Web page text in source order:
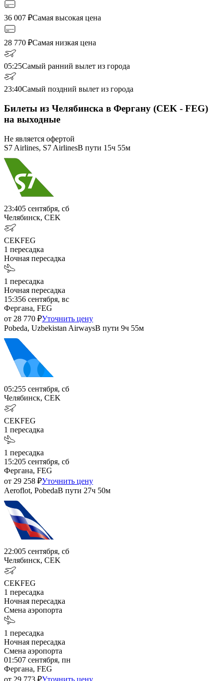
36 007 ₽Самая высокая цена
28 770 ₽Самая низкая цена
05:25Самый ранний вылет из города
23:40Самый поздний вылет из города
Билеты из Челябинска в Фергану (CEK - FEG)
на выходные
Не является офертой
S7 Airlines, S7 AirlinesВ пути 15ч 55м
23:405 сентября, сб
Челябинск, CEK
CEKFEG
1 пересадка
Ночная пересадка
1 пересадка
Ночная пересадка
15:356 сентября, вс
Фергана, FEG
от 28 770 ₽Уточнить цену
Pobeda, Uzbekistan AirwaysВ пути 9ч 55м
05:255 сентября, сб
Челябинск, CEK
CEKFEG
1 пересадка
1 пересадка
15:205 сентября, сб
Фергана, FEG
от 29 258 ₽Уточнить цену
Aeroflot, PobedaВ пути 27ч 50м
22:005 сентября, сб
Челябинск, CEK
CEKFEG
1 пересадка
Ночная пересадка
Смена аэропорта
1 пересадка
Ночная пересадка
Смена аэропорта
01:507 сентября, пн
Фергана, FEG
от 29 773 ₽Уточнить цену